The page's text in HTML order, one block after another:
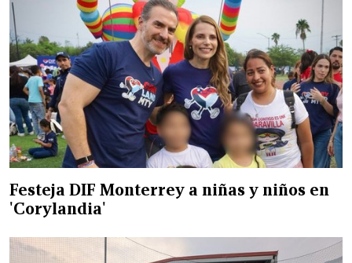
Festeja DIF Monterrey a niñas y niños en
'Corylandia'